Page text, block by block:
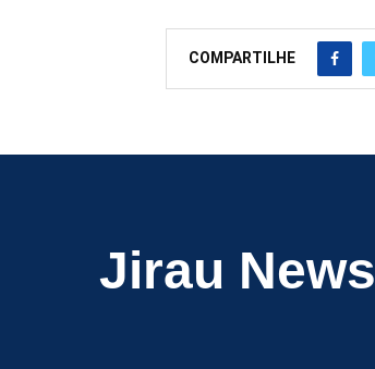
COMPARTILHE
Jirau News